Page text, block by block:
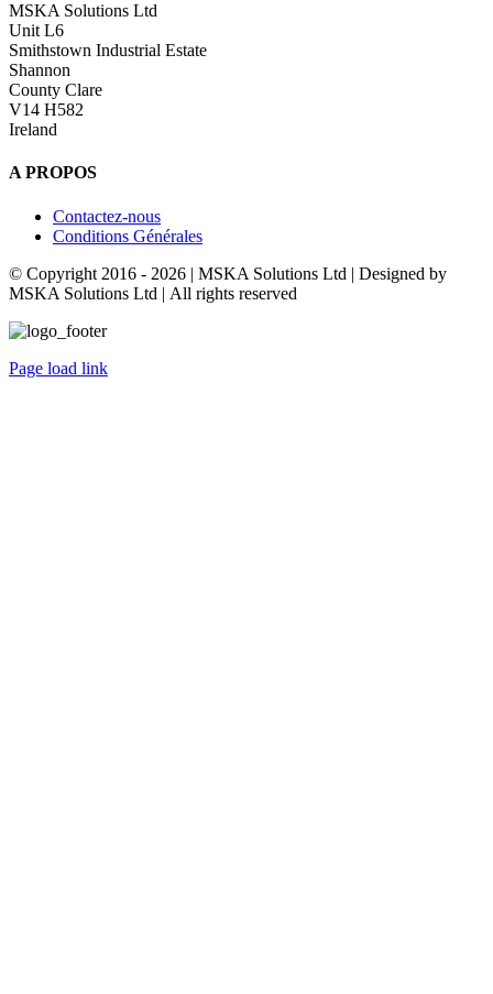
MSKA Solutions Ltd
Unit L6
Smithstown Industrial Estate
Shannon
County Clare
V14 H582
Ireland
A PROPOS
Contactez-nous
Conditions Générales
© Copyright 2016 - 2026 | MSKA Solutions Ltd | Designed by
MSKA Solutions Ltd | All rights reserved
Page load link